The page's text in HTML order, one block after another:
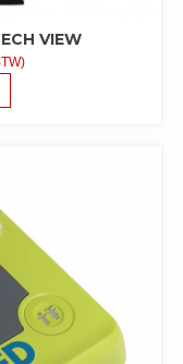
VIEW